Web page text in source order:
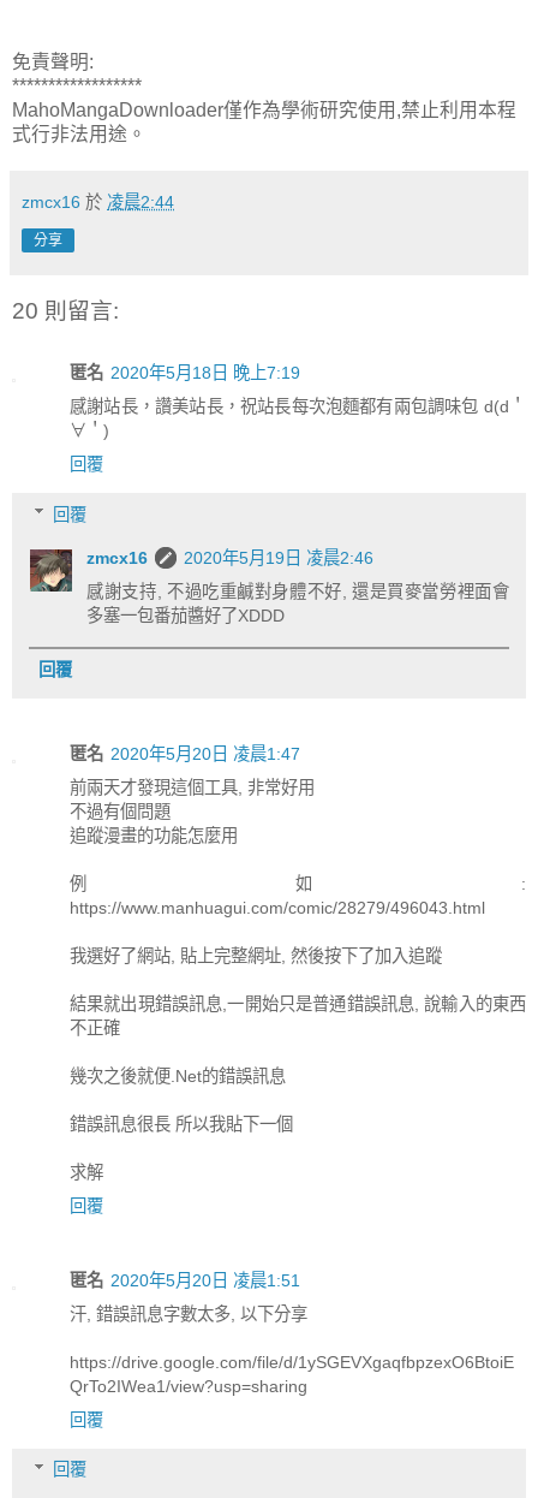
免責聲明:
******************
MahoMangaDownloader僅作為學術研究使用,禁止利用本程
式行非法用途。
zmcx16 於 凌晨2:44
分享
20 則留言:
匿名 2020年5月18日 晚上7:19
感謝站長，讚美站長，祝站長每次泡麵都有兩包調味包 d(d＇
∀＇)
回覆
回覆
zmcx16
2020年5月19日 凌晨2:46
感謝支持, 不過吃重鹹對身體不好, 還是買麥當勞裡面會
多塞一包番茄醬好了XDDD
回覆
匿名 2020年5月20日 凌晨1:47
前兩天才發現這個工具, 非常好用
不過有個問題
追蹤漫畫的功能怎麼用
例如:
https://www.manhuagui.com/comic/28279/496043.html
我選好了網站, 貼上完整網址, 然後按下了加入追蹤
結果就出現錯誤訊息,一開始只是普通錯誤訊息, 說輸入的東西
不正確
幾次之後就便.Net的錯誤訊息
錯誤訊息很長 所以我貼下一個
求解
回覆
匿名 2020年5月20日 凌晨1:51
汗, 錯誤訊息字數太多, 以下分享
https://drive.google.com/file/d/1ySGEVXgaqfbpzexO6BtoiE
QrTo2IWea1/view?usp=sharing
回覆
回覆